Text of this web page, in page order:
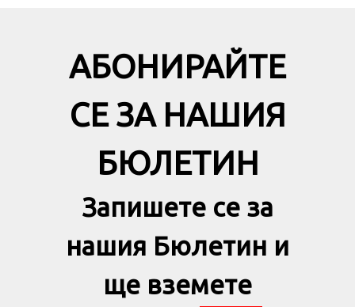
АБОНИРАЙТЕ
СЕ ЗА НАШИЯ
БЮЛЕТИН
Запишете се за
нашия Бюлетин и
ще вземете